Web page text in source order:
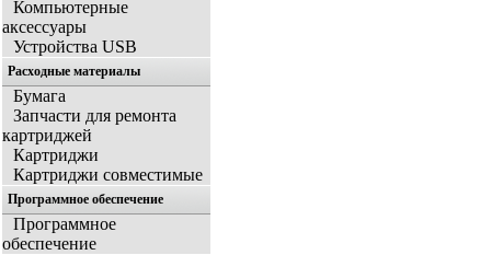
Компьютерные
аксессуары
Устройства USB
Расходные материалы
Бумага
Запчасти для ремонта
картриджей
Картриджи
Картриджи совместимые
Программное обеспечение
Программное
обеспечение